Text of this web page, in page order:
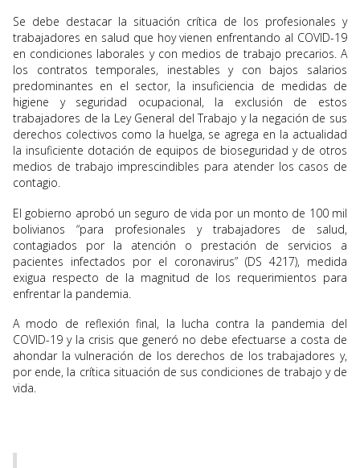
Se debe destacar la situación crítica de los profesionales y
trabajadores en salud que hoy vienen enfrentando al COVID-19
en condiciones laborales y con medios de trabajo precarios. A
los contratos temporales, inestables y con bajos salarios
predominantes en el sector, la insuficiencia de medidas de
higiene y seguridad ocupacional, la exclusión de estos
trabajadores de la Ley General del Trabajo y la negación de sus
derechos colectivos como la huelga, se agrega en la actualidad
la insuficiente dotación de equipos de bioseguridad y de otros
medios de trabajo imprescindibles para atender los casos de
contagio.
El gobierno aprobó un seguro de vida por un monto de 100 mil
bolivianos “para profesionales y trabajadores de salud,
contagiados por la atención o prestación de servicios a
pacientes infectados por el coronavirus” (DS 4217), medida
exigua respecto de la magnitud de los requerimientos para
enfrentar la pandemia.
A modo de reflexión final, la lucha contra la pandemia del
COVID-19 y la crisis que generó no debe efectuarse a costa de
ahondar la vulneración de los derechos de los trabajadores y,
por ende, la crítica situación de sus condiciones de trabajo y de
vida.